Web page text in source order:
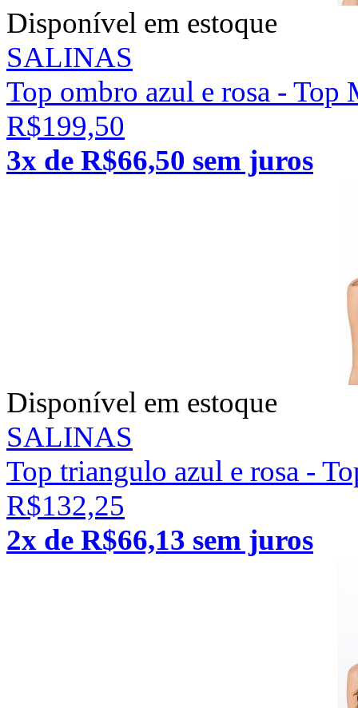
Disponível em estoque
SALINAS
Top ombro azul e rosa -
R$199,50
3x de R$66,50 sem juros
Disponível em estoque
SALINAS
Top triangulo azul e rosa -
R$132,25
2x de R$66,13 sem juros